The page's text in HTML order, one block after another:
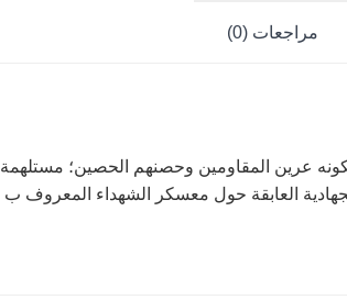
مراجعات (0)
عرين المقاومين وحصنهم الحصين؛ مستلهمة
العابقة حول معسكر الشهداء المعروف ب